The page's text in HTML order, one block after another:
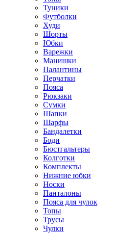
Туники
Футболки
Худи
Шорты
Юбки
Варежки
Манишки
Палантины
Перчатки
Пояса
Рюкзаки
Сумки
Шапки
Шарфы
Бандалетки
Боди
Бюстгальтеры
Колготки
Комплекты
Нижние юбки
Носки
Панталоны
Поясa для чулок
Топы
Трусы
Чулки